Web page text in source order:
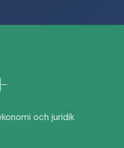
och juridik